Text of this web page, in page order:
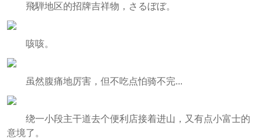
飛騨地区的招牌吉祥物，さるぼぼ。
咳咳。
虽然腹痛地厉害，但不吃点怕骑不完...
绕一小段主干道去个便利店接着进山，又有点小富士的
意境了。